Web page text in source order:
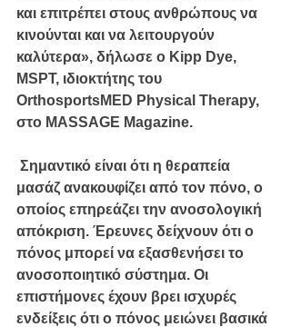
και επιτρέπει στους ανθρώπους να
κινούνται και να λειτουργούν
καλύτερα», δήλωσε ο Kipp Dye,
MSPT, ιδιοκτήτης του
OrthosportsMED Physical Therapy,
στο MASSAGE Magazine.
μασάζ ανακουφίζει από τον πόνο, ο
οποίος επηρεάζει την ανοσολογική
απόκριση. Έρευνες δείχνουν ότι ο
πόνος μπορεί να εξασθενήσει το
ανοσοποιητικό σύστημα. Οι
επιστήμονες έχουν βρει ισχυρές
ενδείξεις ότι ο πόνος μειώνει βασικά